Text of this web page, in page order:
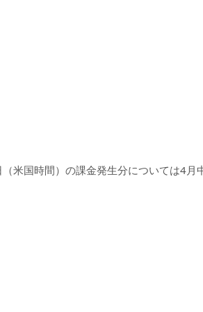
国時間）の課金発生分については4月